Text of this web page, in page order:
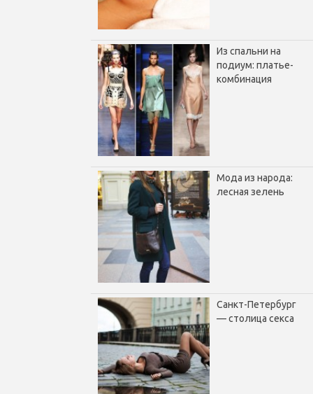
Из спальни на
подиум: платье-
комбинация
Мода из народа:
лесная зелень
Санкт-Петербург
— столица секса